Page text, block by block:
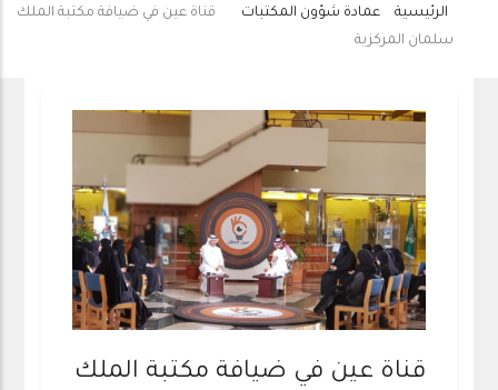
مسار
الرئيسية عمادة شؤون المكتبات
قناة عين في ضيافة مكتبة الملك
سلمان المركزية
قناة عين في ضيافة مكتبة الملك